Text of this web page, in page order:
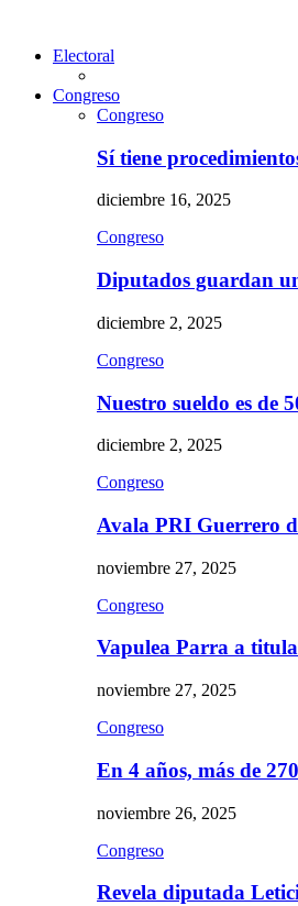
Electoral
Congreso
Congreso
Sí tiene
diciembre 16, 2025
Congreso
Diputados guardan
diciembre 2, 2025
Congreso
Nuestro sueldo es de
diciembre 2, 2025
Congreso
Avala PRI Guerrero
noviembre 27, 2025
Congreso
Vapulea Parra a
noviembre 27, 2025
Congreso
En 4 años, más de
noviembre 26, 2025
Congreso
Revela diputada